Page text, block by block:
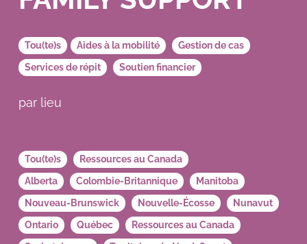
Tou(te)s Aides à la mobilité
Gestion de cas
Services de répit
Soutien financier
par lieu
Tou(te)s
Ressources au Canada
Alberta
Colombie-Britannique
Manitoba
Nouveau-Brunswick
Nouvelle-Écosse
Nunavut
Ontario
Québec
Ressources au Canada